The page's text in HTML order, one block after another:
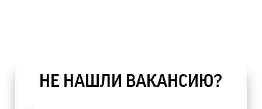
НЕ НАШЛИ ВАКАНСИЮ?